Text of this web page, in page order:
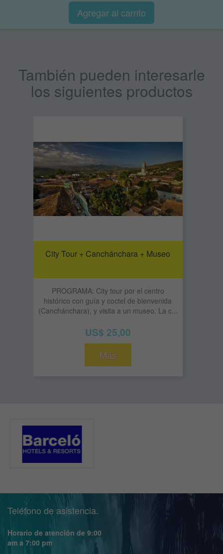
Agregar al carrito
También pueden interesarle
los siguientes productos
City Tour + Canchánchara + Museo
PROGRAMA: City tour por el centro
histórico con guía y coctel de bienvenida
(Canchánchara), y visita a un museo. La c...
US$ 25,00
Más
Teléfono de asistencia.
Horario de atención de 9:00
am a 7:00 pm